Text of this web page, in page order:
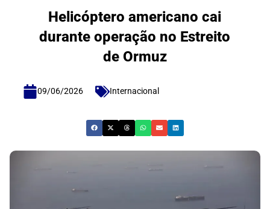
Helicóptero americano cai
durante operação no Estreito
de Ormuz
09/06/2026 Internacional